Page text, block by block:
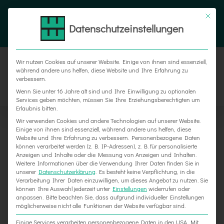
Zum
FacebookInstagram
Xing
Datenschutzeinstellungen
Wir nutzen Cookies auf unserer Website. Einige von ihnen sind essenziell,
während andere uns helfen, diese Website und Ihre Erfahrung zu
verbessern.
Wenn Sie unter 16 Jahre alt sind und Ihre Einwilligung zu optionalen
Services geben möchten, müssen Sie Ihre Erziehungsberechtigten um
Erlaubnis bitten.
Wir verwenden Cookies und andere Technologien auf unserer Website.
Einige von ihnen sind essenziell, während andere uns helfen, diese
Website und Ihre Erfahrung zu verbessern. Personenbezogene Daten
können verarbeitet werden (z. B. IP-Adressen), z. B. für personalisierte
Anzeigen und Inhalte oder die Messung von Anzeigen und Inhalten.
Weitere Informationen über die Verwendung Ihrer Daten finden Sie in
unserer Datenschutzerklärung Es besteht keine Verpflichtung, in die
Verarbeitung Ihrer Daten einzuwilligen, um dieses Angebot zu nutzen. Sie
können Ihre Auswahl jederzeit unter Einstellungen widerrufen oder
anpassen. Bitte beachten Sie, dass aufgrund individueller Einstellungen
möglicherweise nicht alle Funktionen der Website verfügbar sind.
Einige Services verarbeiten personenbezogene Daten in den USA. Mit